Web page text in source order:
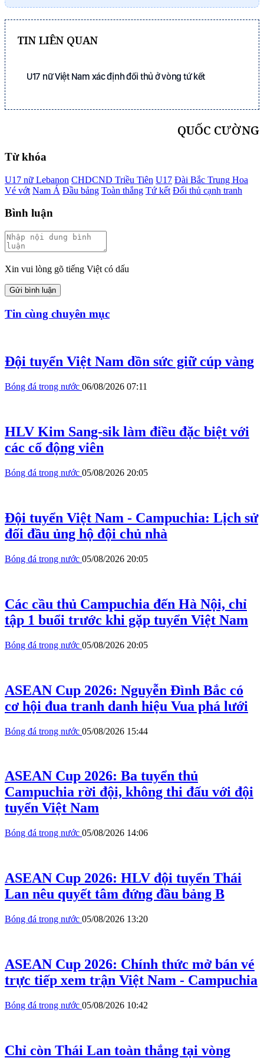
TIN LIÊN QUAN
U17 nữ Việt Nam xác định đối thủ ở vòng tứ kết
QUỐC CƯỜNG
Từ khóa
U17 nữ Lebanon CHDCND Triều Tiên U17 Đài Bắc Trung Hoa
Vé vớt Nam Á Đầu bảng Toàn thắng Tứ kết Đối thủ cạnh tranh
Bình luận
Xin vui lòng gõ tiếng Việt có dấu
Gửi bình luận
Tin cùng chuyên mục
Đội tuyển Việt Nam dồn sức giữ cúp vàng
Bóng đá trong nước 06/08/2026 07:11
HLV Kim Sang-sik làm điều đặc biệt với
các cổ động viên
Bóng đá trong nước 05/08/2026 20:05
Đội tuyển Việt Nam - Campuchia: Lịch sử
đối đầu ủng hộ đội chủ nhà
Bóng đá trong nước 05/08/2026 20:05
Các cầu thủ Campuchia đến Hà Nội, chỉ
tập 1 buổi trước khi gặp tuyển Việt Nam
Bóng đá trong nước 05/08/2026 20:05
ASEAN Cup 2026: Nguyễn Đình Bắc có
cơ hội đua tranh danh hiệu Vua phá lưới
Bóng đá trong nước 05/08/2026 15:44
ASEAN Cup 2026: Ba tuyển thủ
Campuchia rời đội, không thi đấu với đội
tuyển Việt Nam
Bóng đá trong nước 05/08/2026 14:06
ASEAN Cup 2026: HLV đội tuyển Thái
Lan nêu quyết tâm đứng đầu bảng B
Bóng đá trong nước 05/08/2026 13:20
ASEAN Cup 2026: Chính thức mở bán vé
trực tiếp xem trận Việt Nam - Campuchia
Bóng đá trong nước 05/08/2026 10:42
Chỉ còn Thái Lan toàn thắng tại vòng